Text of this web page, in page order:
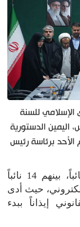
للسنة
اليمين الدستورية
الأحد برئاسة رئيس
وشهدت الجلسة مشاركة 201 نائباً، بينهم 14 نائباً
الإلكتروني، حيث أدى
إيذاناً ببدء